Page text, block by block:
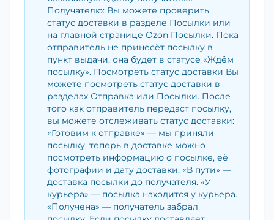
Получателю: Вы можете проверить
статус доставки в разделе Посылки или
на главной странице Ozon Посылки. Пока
отправитель не принесёт посылку в
пункт выдачи, она будет в статусе «Ждём
посылку». Посмотреть статус доставки Вы
можете посмотреть статус доставки в
разделах Отправка или Посылки. После
того как отправитель передаст посылку,
вы можете отслеживать статус доставки:
«Готовим к отправке» — мы приняли
посылку, теперь в доставке можно
посмотреть информацию о посылке, её
фотографии и дату доставки. «В пути» —
доставка посылки до получателя. «У
курьера» — посылка находится у курьера.
«Получена» — получатель забрал